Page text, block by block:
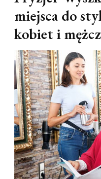
miejsca do
kobiet i